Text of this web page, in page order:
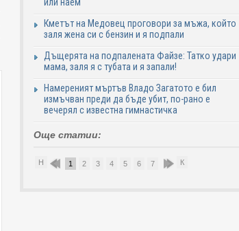
Кметът на Медовец проговори за мъжа, който
заля жена си с бензин и я подпали
Дъщерята на подпалената Файзе: Татко удари
мама, заля я с тубата и я запали!
Намереният мъртъв Владо Загатото е бил
измъчван преди да бъде убит, по-рано е
вечерял с известна гимнастичка
Още статии:
Н 1 2 3 4 5 6 7 8 9К